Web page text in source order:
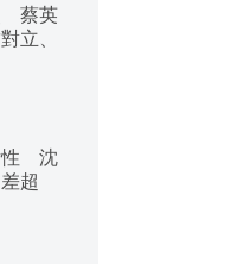
蔡英
立、
性 沈
超